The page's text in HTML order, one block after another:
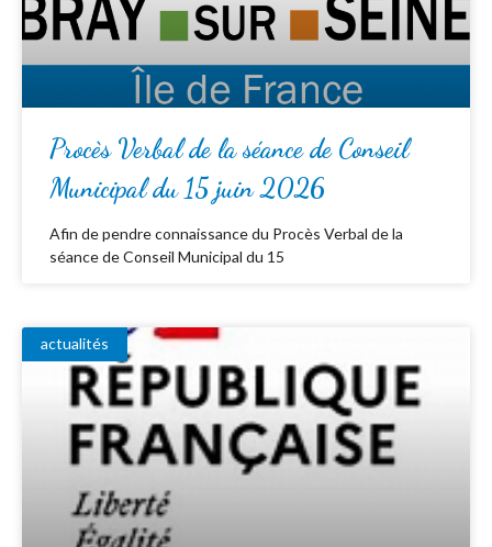
Procès Verbal de la séance de Conseil
Municipal du 15 juin 2026
Afin de pendre connaissance du Procès Verbal de la
séance de Conseil Municipal du 15
actualités